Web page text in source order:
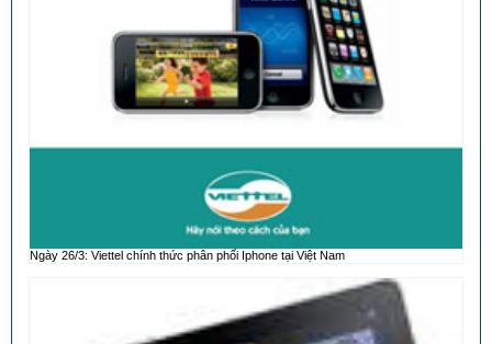
Ngày 26/3: Viettel chính thức phân phối Iphone tại Việt Nam